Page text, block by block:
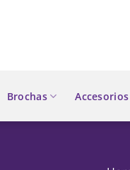
Brochas Accesorios